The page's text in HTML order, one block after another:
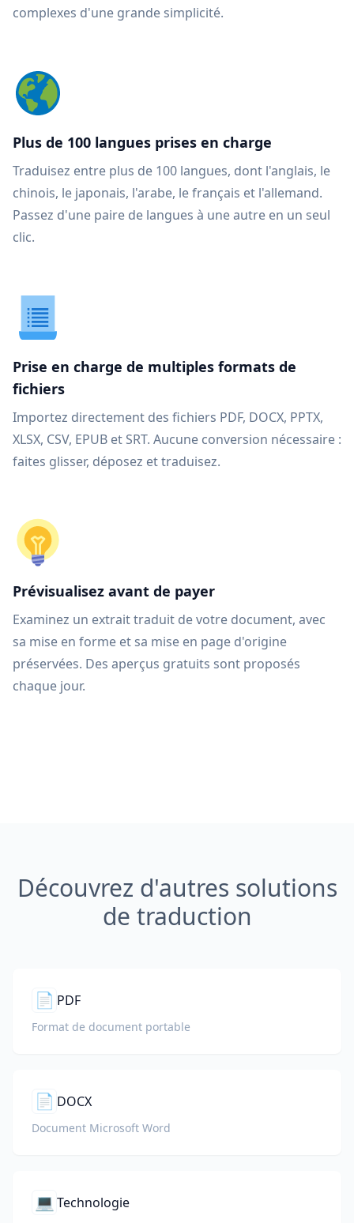
complexes d'une grande simplicité.
Plus de 100 langues prises en charge
Traduisez entre plus de 100 langues, dont l'anglais, le
chinois, le japonais, l'arabe, le français et l'allemand.
Passez d'une paire de langues à une autre en un seul
clic.
Prise en charge de multiples formats de
fichiers
Importez directement des fichiers PDF, DOCX, PPTX,
XLSX, CSV, EPUB et SRT. Aucune conversion nécessaire :
faites glisser, déposez et traduisez.
Prévisualisez avant de payer
Examinez un extrait traduit de votre document, avec
sa mise en forme et sa mise en page d'origine
préservées. Des aperçus gratuits sont proposés
chaque jour.
Découvrez d'autres solutions
de traduction
📄 PDF
Format de document portable
📄 DOCX
Document Microsoft Word
💻 Technologie